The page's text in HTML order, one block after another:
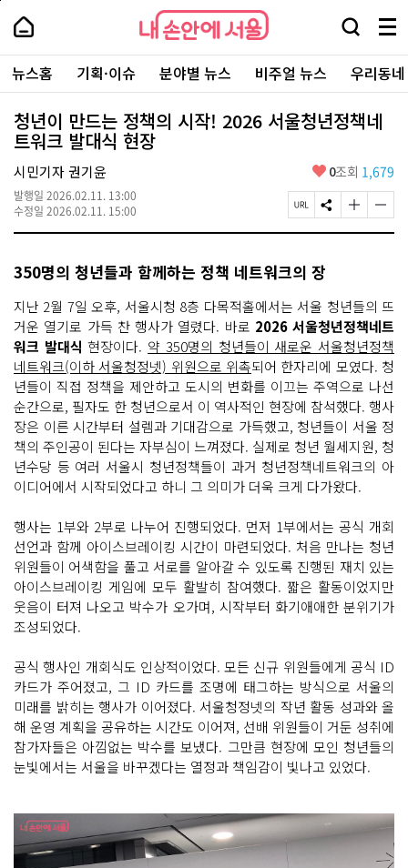
본
로
가
내
손
안
에
서
울
-
서
울
시
대
표
소
통
포
내
손
에
울
검
창
열
기
메
뉴
전
체
보
주
요
서
뉴스홈 기획·이슈 분야별 뉴스 비주얼 뉴스 우리동
청년이 만드는 정책의 시작! 2026 서울청년정책네
트워크 발대식 현장
시민기자 권기윤
발행일 2026.02.11. 13:00
수정일 2026.02.11. 15:00
좋
요
0조회 1,679
페
이
R
복
사
S
N
기
글
자
변
경
하
기
글
자
변
경
하
기
350명의 청년들과 함께하는 정책 네트워크의 장
지난 2월 7일 오후, 서울시청 8층 다목적홀에서는 서울 청년들의 뜨
거운 열기로 가득 찬 행사가 열렸다. 바로 2026 서울청년정책네트
워크 발대식 현장이다. 약 350명의 청년들이 새로운 서울청년정책
네트워크(이하 서울청정넷) 위원으로 위촉되어 한자리에 모였다. 청
년들이 직접 정책을 제안하고 도시의 변화를 이끄는 주역으로 나선
순간으로, 필자도 한 청년으로서 이 역사적인 현장에 참석했다. 행사
장은 이른 시간부터 설렘과 기대감으로 가득했고, 청년들이 서울 정
책의 주인공이 된다는 자부심이 느껴졌다. 실제로 청년 월세지원, 청
년수당 등 여러 서울시 청년정책들이 과거 청년정책네트워크의 아
이디어에서 시작되었다고 하니 그 의미가 더욱 크게 다가왔다.
행사는 1부와 2부로 나누어 진행되었다. 먼저 1부에서는 공식 개회
선언과 함께 아이스브레이킹 시간이 마련되었다. 처음 만나는 청년
위원들이 어색함을 풀고 서로를 알아갈 수 있도록 진행된 재치 있는
아이스브레이킹 게임에 모두 활발히 참여했다. 짧은 활동이었지만
웃음이 터져 나오고 박수가 오가며, 시작부터 화기애애한 분위기가
조성되었다.
공식 행사인 개회식도 인상적이었다. 모든 신규 위원들에게 공식 ID
카드가 주어졌고, 그 ID 카드를 조명에 태그하는 방식으로 서울의
미래를 밝히는 행사가 이어졌다. 서울청정넷의 작년 활동 성과와 올
해 운영 계획을 공유하는 시간도 이어져, 선배 위원들이 거둔 성취에
참가자들은 아낌없는 박수를 보냈다. 그만큼 현장에 모인 청년들의
눈빛에서는 서울을 바꾸겠다는 열정과 책임감이 빛나고 있었다.
페
상
단
로